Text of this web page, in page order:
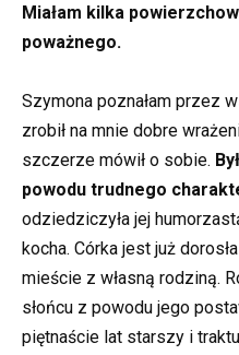
Miałam kilka
poważnego.
Szymona poznałam przez
zrobił na mnie dobre
szczerze mówił o sobie.
powodu trudnego
odziedziczyła jej
kocha. Córka jest już
mieście z własną rodziną.
słońcu z powodu jego
piętnaście lat starszy i